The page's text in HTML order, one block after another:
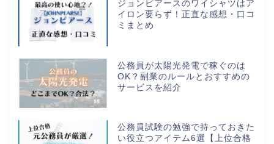
ジョンピアースのワイシャツはア
イロン要らず！正直な感想・口コ
ミまとめ
公務員が太陽光発電で稼ぐのは
OK？副業のルールとおすすめの
サービスを紹介
公務員試験の勉強で持っておきた
い役立つアイテム6選【上位合格